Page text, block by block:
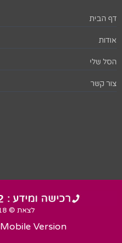
דף הבית
אודות
הסל שלי
צור קשר
לצאת © 2018 כל הזכויות שמורות
Mobile Version